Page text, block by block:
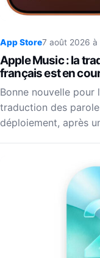
App Store7 août 2026 à
Apple Music : la
français est en
Bonne nouvelle pour
traduction des
déploiement, après